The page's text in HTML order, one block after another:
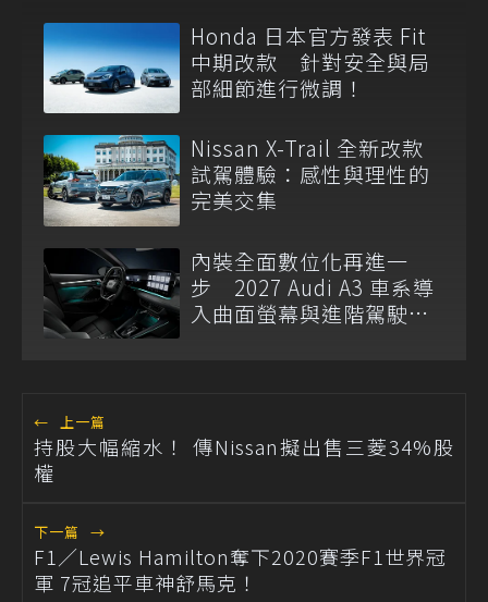
Honda 日本官方發表 Fit
中期改款 針對安全與局
部細節進行微調！
Nissan X-Trail 全新改款
試駕體驗：感性與理性的
完美交集
內裝全面數位化再進一
步 2027 Audi A3 車系導
入曲面螢幕與進階駕駛輔
← 上一篇
持股大幅縮水！ 傳Nissan擬出售三菱34%股
權
下一篇 →
F1／Lewis Hamilton奪下2020賽季F1世界冠
軍 7冠追平車神舒馬克！